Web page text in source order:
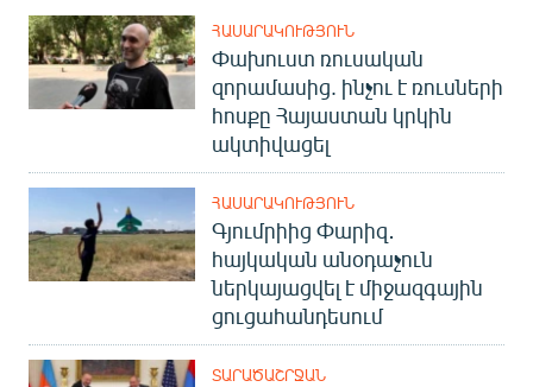
ՀԱՍԱՐԱԿՈՒԹՅՈՒՆ
Փախուստ ռուսական
զորամասից. ինչու է ռուսների
հոսքը Հայաստան կրկին
ակտիվացել
ՀԱՍԱՐԱԿՈՒԹՅՈՒՆ
Գյումրիից Փարիզ․
հայկական անօդաչուն
ներկայացվել է միջազգային
ցուցահանդեսում
ՏԱՐԱԾԱՇՐՋԱՆ